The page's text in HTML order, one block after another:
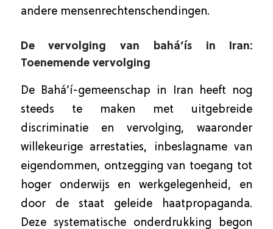
andere mensenrechtenschendingen.
De vervolging van bahá’ís in Iran:
Toenemende vervolging
De Bahá’í-gemeenschap in Iran heeft nog
steeds te maken met uitgebreide
discriminatie en vervolging, waaronder
willekeurige arrestaties, inbeslagname van
eigendommen, ontzegging van toegang tot
hoger onderwijs en werkgelegenheid, en
door de staat geleide haatpropaganda.
Deze systematische onderdrukking begon